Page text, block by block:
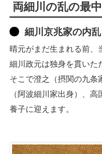
両細川の乱の最
細川京兆家の内乱
晴元がまだ生まれる前、
細川政元は独身を貫いた
そこで澄之（摂関の九条
（阿波細川家出身）、
養子に迎えます。